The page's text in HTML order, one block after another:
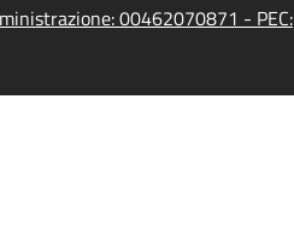
00462070871 - PEC: